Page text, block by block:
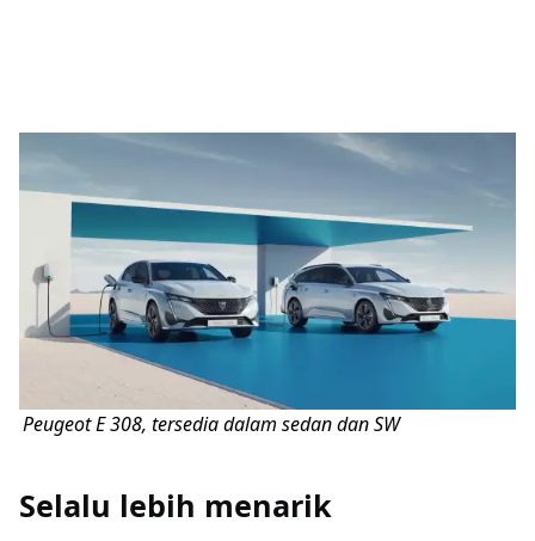
Peugeot E 308, tersedia dalam sedan dan SW
Selalu lebih menarik